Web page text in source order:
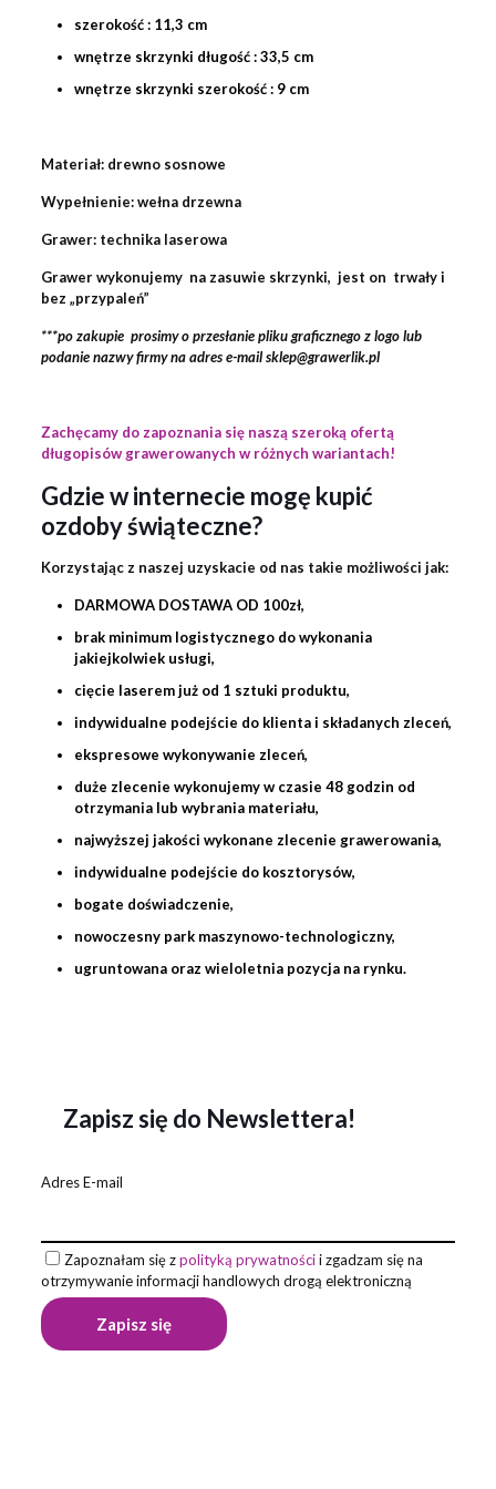
szerokość : 11,3 cm
wnętrze skrzynki długość : 33,5 cm
wnętrze skrzynki szerokość : 9 cm
Materiał: drewno sosnowe
Wypełnienie: wełna drzewna
Grawer: technika laserowa
Grawer wykonujemy na zasuwie skrzynki, jest on trwały i
bez „przypaleń”
***po zakupie prosimy o przesłanie pliku graficznego z logo lub
podanie nazwy firmy na adres e-mail sklep@grawerlik.pl
Zachęcamy do zapoznania się naszą szeroką ofertą
długopisów grawerowanych w różnych wariantach!
Gdzie w internecie mogę kupić
ozdoby świąteczne?
Korzystając z naszej uzyskacie od nas takie możliwości jak:
DARMOWA DOSTAWA OD 100zł,
brak minimum logistycznego do wykonania
jakiejkolwiek usługi,
cięcie laserem już od 1 sztuki produktu,
indywidualne podejście do klienta i składanych zleceń,
ekspresowe wykonywanie zleceń,
duże zlecenie wykonujemy w czasie 48 godzin od
otrzymania lub wybrania materiału,
najwyższej jakości wykonane zlecenie grawerowania,
indywidualne podejście do kosztorysów,
bogate doświadczenie,
nowoczesny park maszynowo-technologiczny,
ugruntowana oraz wieloletnia pozycja na rynku.
Zapisz się do Newslettera!
Adres E-mail
Zapoznałam się zpolityką prywatnościi zgadzam się na
otrzymywanie informacji handlowych drogą elektroniczną